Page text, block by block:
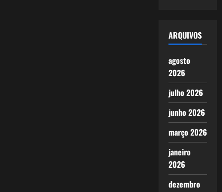
ARQUIVOS
agosto
2026
julho 2026
junho 2026
março 2026
janeiro
2026
dezembro